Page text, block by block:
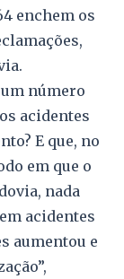
enchem os
número
acidentes
E que, no
em que o
nada
acidentes
aumentou e